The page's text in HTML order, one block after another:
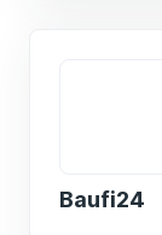
Baufi24